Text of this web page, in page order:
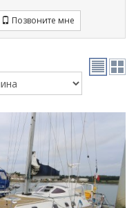
Позвоните мне